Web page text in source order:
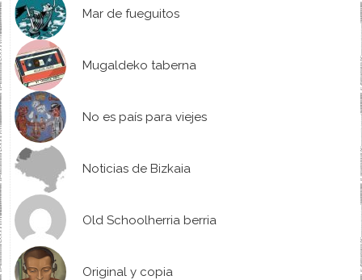
Mar de fueguitos
Mugaldeko taberna
No es país para viejes
Noticias de Bizkaia
Old Schoolherria berria
Original y copia